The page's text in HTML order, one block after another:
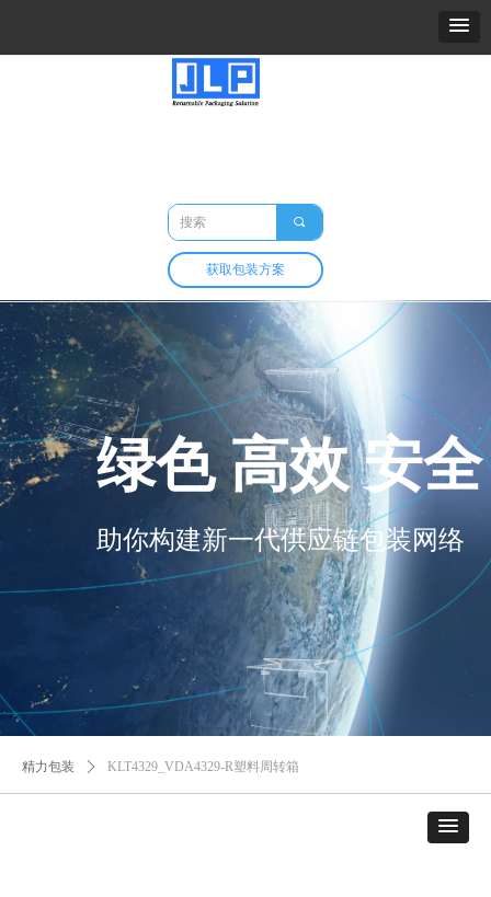
获取包装方案
끠
精力包装 ꄲ KLT4329_VDA4329-R塑料周转箱
绿色 高效 安全
助你构建新一代供应链包装网络